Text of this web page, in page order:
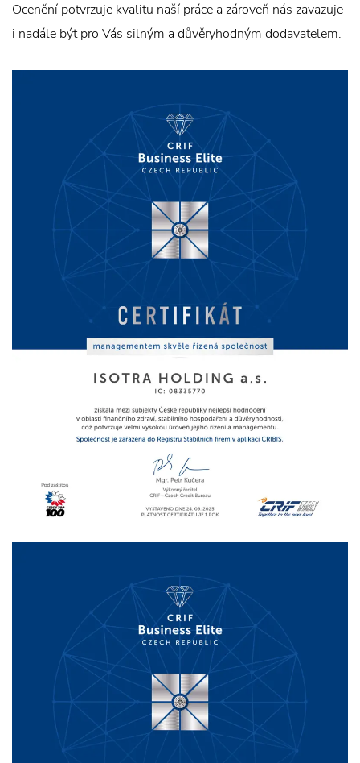
Ocenění potvrzuje kvalitu naší práce a zároveň nás zavazuje
i nadále být pro Vás silným a důvěryhodným dodavatelem.